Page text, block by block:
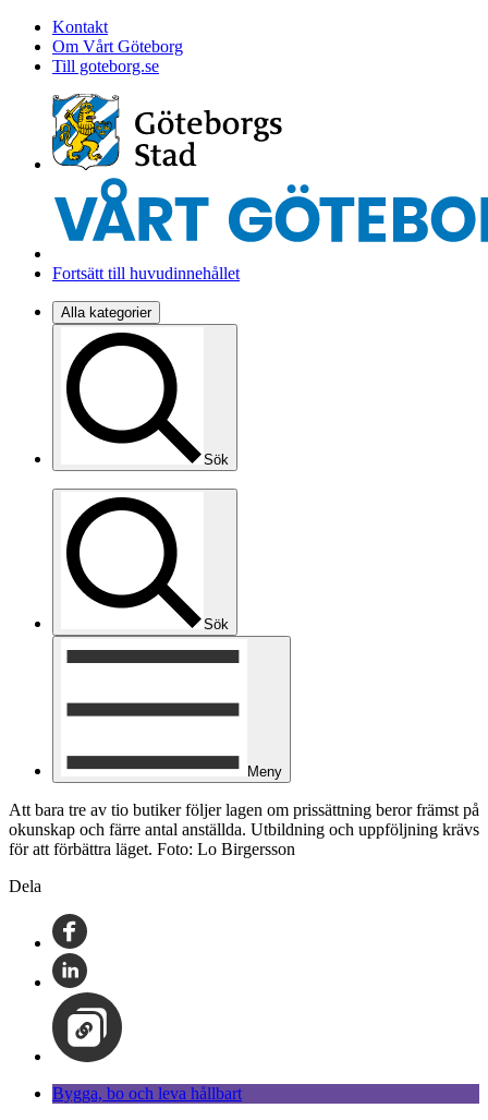
Kontakt
Om Vårt Göteborg
Till goteborg.se
Fortsätt till huvudinnehållet
Alla kategorier
Sök
Sök
Meny
Att bara tre av tio butiker följer lagen om prissättning beror främst på
okunskap och färre antal anställda. Utbildning och uppföljning krävs
för att förbättra läget. Foto: Lo Birgersson
Dela
Bygga, bo och leva hållbart